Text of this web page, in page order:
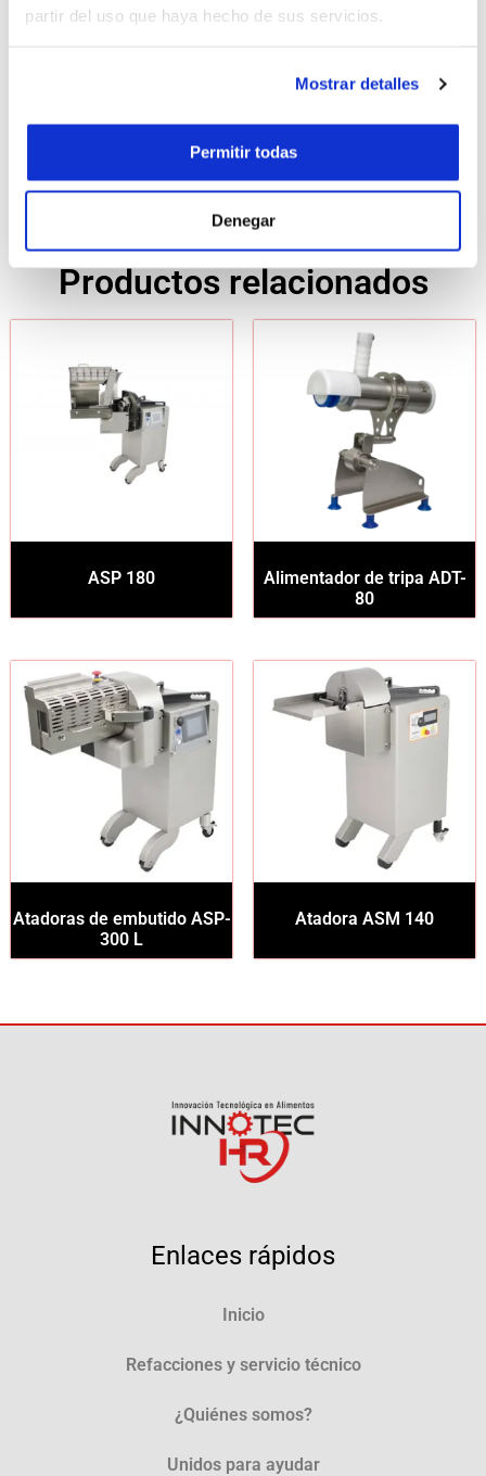
partir del uso que haya hecho de sus servicios.
Mostrar detalles
Permitir todas
Denegar
Productos relacionados
ASP 180
Alimentador de tripa ADT-
80
Atadoras de embutido ASP-
300 L
Atadora ASM 140
Enlaces rápidos
Inicio
Refacciones y servicio técnico
¿Quiénes somos?
Unidos para ayudar